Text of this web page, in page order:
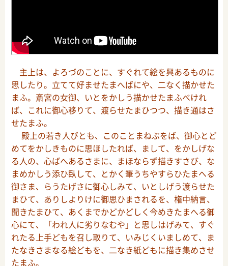
主上は、よろづのことに、すぐれて絵を興あるものに
思したり。立てて好ませたまへばにや、二なく描かせた
まふ。斎宮の女御、いとをかしう描かせたまふべけれ
ば、これに御心移りて、渡らせたまひつつ、描き通はさ
せたまふ。
殿上の若き人びとも、このことまねぶをば、御心とど
めてをかしきものに思ほしたれば、まして、をかしげな
る人の、心ばへあるさまに、まほならず描きすさび、な
まめかしう添ひ臥して、とかく筆うちやすらひたまへる
御さま、らうたげさに御心しみて、いとしげう渡らせた
まひて、ありしよりけに御思ひまされるを、権中納言、
聞きたまひて、あくまでかどかどしく今めきたまへる御
心にて、「われ人に劣りなむや」と思しはげみて、すぐ
れたる上手どもを召し取りて、いみじくいましめて、ま
たなきさまなる絵どもを、二なき紙どもに描き集めさせ
たまふ。